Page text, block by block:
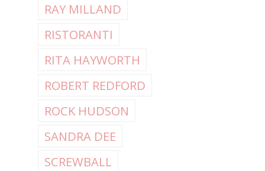
RAY MILLAND
RISTORANTI
RITA HAYWORTH
ROBERT REDFORD
ROCK HUDSON
SANDRA DEE
SCREWBALL